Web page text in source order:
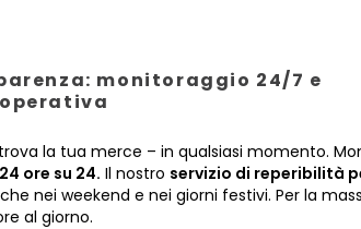
monitoraggio 24/7 e
la tua merce – in qualsiasi momento.
24 ore su 24. Il nostro servizio di reperibilità
nei weekend e nei giorni festivi. Per la
al giorno.